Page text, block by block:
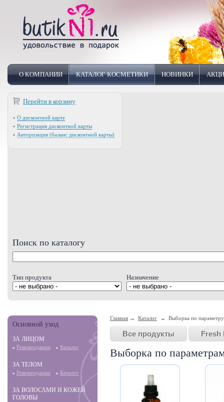
О КОМПАНИИ КАТАЛОГ КОСМЕТИКИ НОВИНКИ
Перейти в корзину
О дисконтной карте
Регистрация дисконтной карты
Авторизация (баланс дисконтной карты)
Поиск по каталогу
Тип продукта Назначение
Основной уход
ЗА ЛИЦОМ
Рекомендации Каталог
ЗА ТЕЛОМ
Рекомендации Каталог
ЗА ВОЛОСАМИ И КОЖЕЙ
ГОЛОВЫ
Главная → Каталог → Выборка по параметру
Все продукты Fresh
Выборка по